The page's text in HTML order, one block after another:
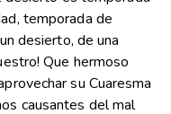
temporada de
desierto, de una
Que hermoso
su Cuaresma
causantes del mal